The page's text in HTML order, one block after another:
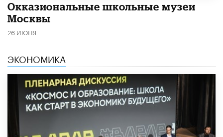
​Окказиональные школьные музеи
Москвы
26 ИЮНЯ
ЭКОНОМИКА